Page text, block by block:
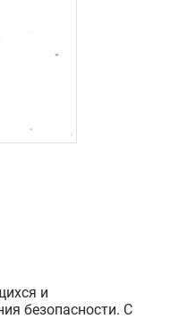
и
безопасности. С